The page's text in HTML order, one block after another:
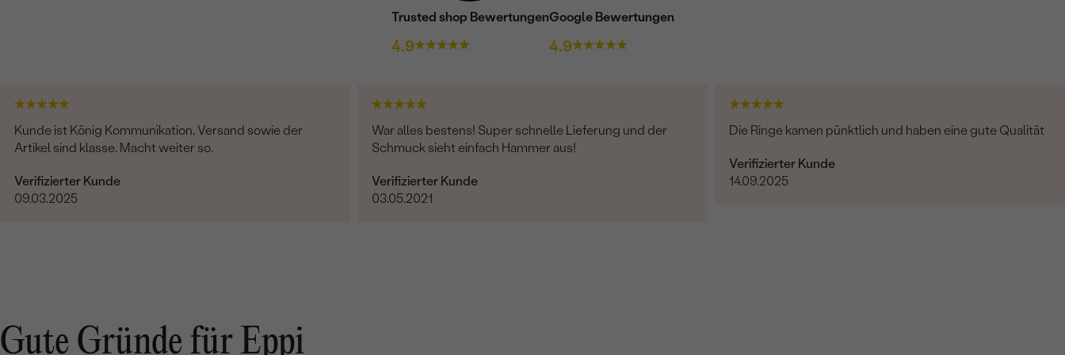
KARATGEWICHT:
ABMESSUNGEN:
HERKUNFT:
Trusted shop Bewertungen
4.9
Google Bewertungen
4.9
Kunde ist König Kommunikation, Versand sowie der
Artikel sind klasse. Macht weiter so.
Verifizierter Kunde
09.03.2025
War alles bestens! Super schnelle Lieferung und der
Schmuck sieht einfach Hammer aus!
Verifizierter Kunde
03.05.2021
Die Ringe kamen pünktlich und haben eine gute Qualität
Verifizierter Kunde
14.09.2025
Gute Gründe für Eppi